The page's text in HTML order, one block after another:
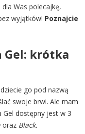
Was polecajkę,
wyjątków! Poznajcie
krótka
go pod nazwą
swoje brwi. Ale mam
Gel dostępny jest w 3
oraz Black.